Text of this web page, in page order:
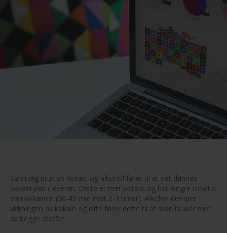
Samtidig bruk av kokain og alkohol fører til at det dannes
kokaetylen i leveren. Dette er mer potent og har lengre virketid
enn kokainen (30-45 min mot 2-3 timer). Alkohol demper
virkningen av kokain og ofte fører dette til at man bruker mer
av begge stoffer.